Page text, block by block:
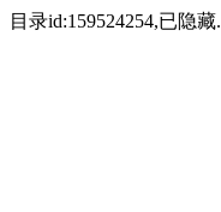
目录id:159524254,已隐藏.